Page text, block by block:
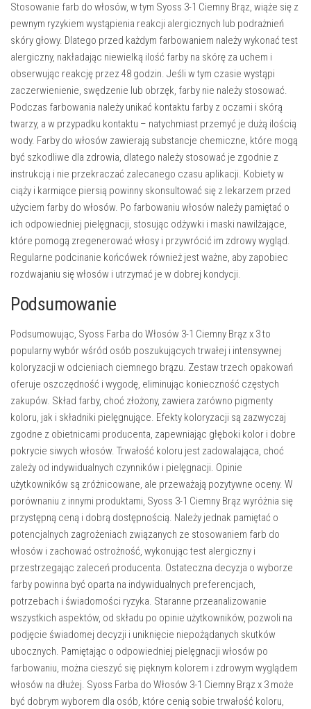
Stosowanie farb do włosów, w tym Syoss 3-1 Ciemny Brąz, wiąże się z
pewnym ryzykiem wystąpienia reakcji alergicznych lub podrażnień
skóry głowy. Dlatego przed każdym farbowaniem należy wykonać test
alergiczny, nakładając niewielką ilość farby na skórę za uchem i
obserwując reakcję przez 48 godzin. Jeśli w tym czasie wystąpi
zaczerwienienie, swędzenie lub obrzęk, farby nie należy stosować.
Podczas farbowania należy unikać kontaktu farby z oczami i skórą
twarzy, a w przypadku kontaktu – natychmiast przemyć je dużą ilością
wody. Farby do włosów zawierają substancje chemiczne, które mogą
być szkodliwe dla zdrowia, dlatego należy stosować je zgodnie z
instrukcją i nie przekraczać zalecanego czasu aplikacji. Kobiety w
ciąży i karmiące piersią powinny skonsultować się z lekarzem przed
użyciem farby do włosów. Po farbowaniu włosów należy pamiętać o
ich odpowiedniej pielęgnacji, stosując odżywki i maski nawilżające,
które pomogą zregenerować włosy i przywrócić im zdrowy wygląd.
Regularne podcinanie końcówek również jest ważne, aby zapobiec
rozdwajaniu się włosów i utrzymać je w dobrej kondycji.
Podsumowanie
Podsumowując, Syoss Farba do Włosów 3-1 Ciemny Brąz x 3 to
popularny wybór wśród osób poszukujących trwałej i intensywnej
koloryzacji w odcieniach ciemnego brązu. Zestaw trzech opakowań
oferuje oszczędność i wygodę, eliminując konieczność częstych
zakupów. Skład farby, choć złożony, zawiera zarówno pigmenty
koloru, jak i składniki pielęgnujące. Efekty koloryzacji są zazwyczaj
zgodne z obietnicami producenta, zapewniając głęboki kolor i dobre
pokrycie siwych włosów. Trwałość koloru jest zadowalająca, choć
zależy od indywidualnych czynników i pielęgnacji. Opinie
użytkowników są zróżnicowane, ale przeważają pozytywne oceny. W
porównaniu z innymi produktami, Syoss 3-1 Ciemny Brąz wyróżnia się
przystępną ceną i dobrą dostępnością. Należy jednak pamiętać o
potencjalnych zagrożeniach związanych ze stosowaniem farb do
włosów i zachować ostrożność, wykonując test alergiczny i
przestrzegając zaleceń producenta. Ostateczna decyzja o wyborze
farby powinna być oparta na indywidualnych preferencjach,
potrzebach i świadomości ryzyka. Staranne przeanalizowanie
wszystkich aspektów, od składu po opinie użytkowników, pozwoli na
podjęcie świadomej decyzji i uniknięcie niepożądanych skutków
ubocznych. Pamiętając o odpowiedniej pielęgnacji włosów po
farbowaniu, można cieszyć się pięknym kolorem i zdrowym wyglądem
włosów na dłużej. Syoss Farba do Włosów 3-1 Ciemny Brąz x 3 może
być dobrym wyborem dla osób, które cenią sobie trwałość koloru,